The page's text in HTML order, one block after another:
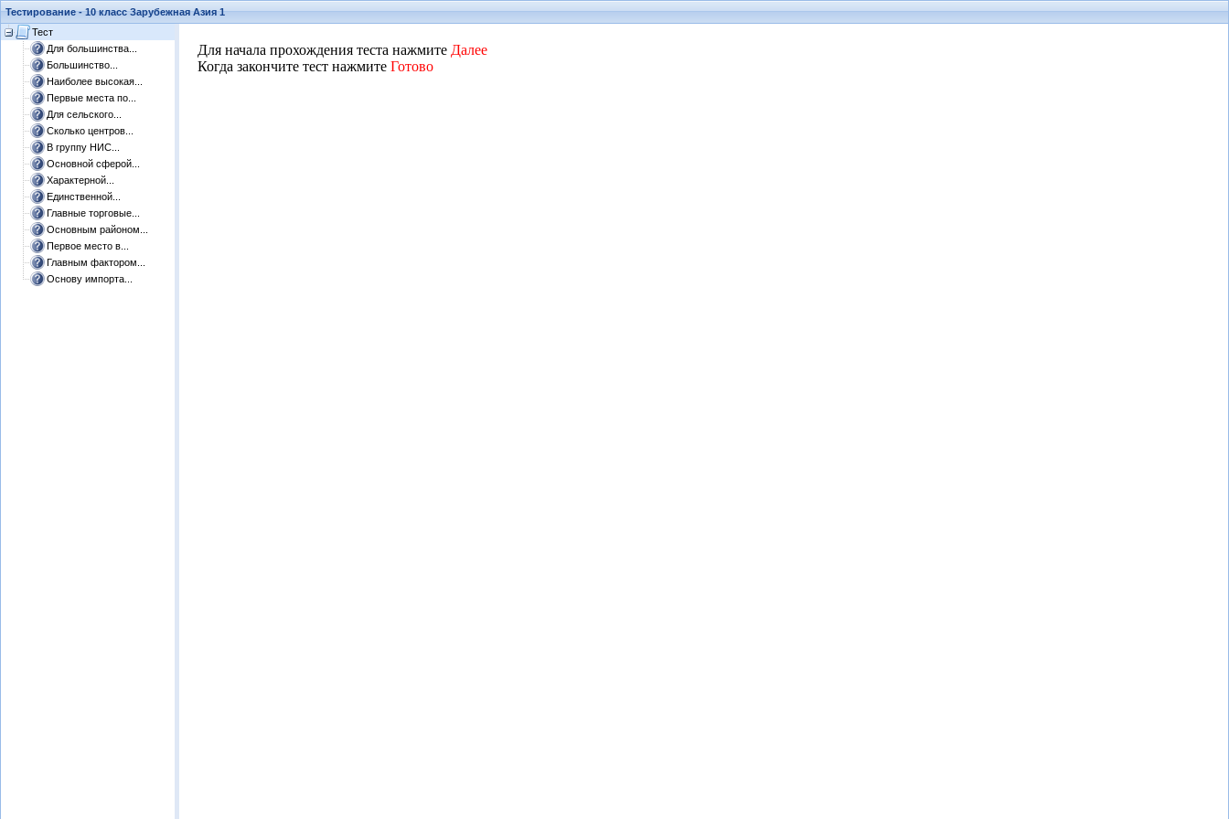
Тестирование - 10 класс Зарубежная Азия 1
Тест
Для большинства...
Большинство...
Наиболее высокая...
Первые места по...
Для сельского...
Сколько центров...
В группу НИС...
Основной сферой...
Характерной...
Единственной...
Главные торговые...
Основным районом...
Первое место в...
Главным фактором...
Основу импорта...
​​Для начала прохождения теста нажмите Далее
Когда закончите тест нажмите Готово